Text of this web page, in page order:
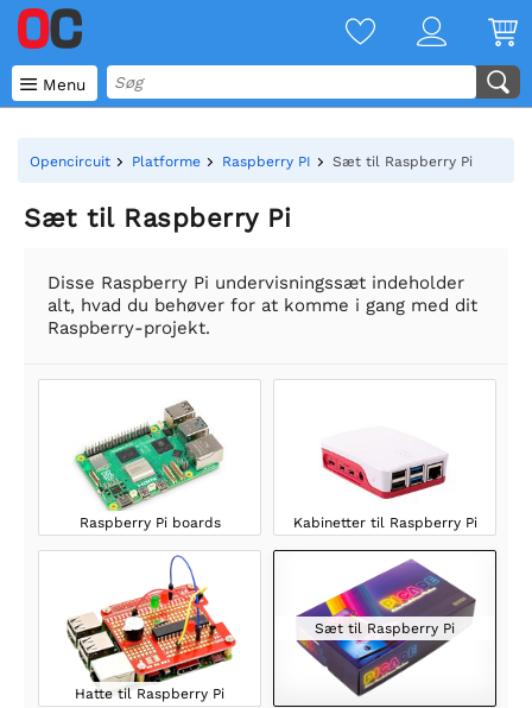
 Menu
Opencircuit Platforme Raspberry PI Sæt til Raspberry Pi
Sæt til Raspberry Pi
Disse Raspberry Pi undervisningssæt indeholder
alt, hvad du behøver for at komme i gang med dit
Raspberry-projekt.
Raspberry Pi boards Kabinetter til Raspberry Pi
Hatte til Raspberry Pi
Sæt til Raspberry Pi